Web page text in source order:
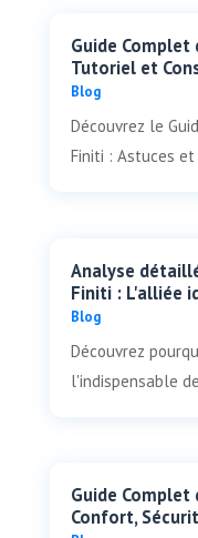
Guide
Tutoriel et
Blog
Découvrez le
Finiti : Astuces
Analyse
Finiti : L'alliée
Blog
Découvrez
l'indispensable
Guide Complet
Confort,